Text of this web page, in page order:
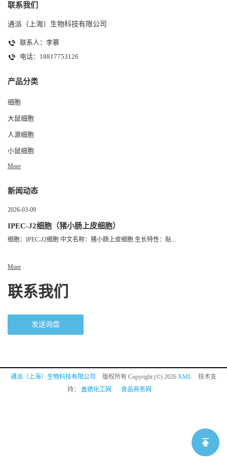
联系我们
通派（上海）生物科技有限公司
联系人：李慕
电话：18817753126
产品分类
细胞
大鼠细胞
人源细胞
小鼠细胞
More
新闻动态
2026-03-09
IPEC-J2细胞（猪小肠上皮细胞）
细胞：IPEC-J2细胞 中文名称：猪小肠上皮细胞 生长特性：贴...
More
联系我们
发送询盘
通派（上海）生物科技有限公司 版权所有 Copyright (©) 2026 XML
技术支
持： 盖德化工网 食品商务网